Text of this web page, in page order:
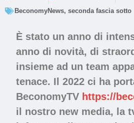
BeconomyNews, seconda fascia sotto
È stato un anno di
anno di novità, di
insieme ad un team
tenace. Il 2022 ci ha
BeconomyTV https://
il nostro new media, la